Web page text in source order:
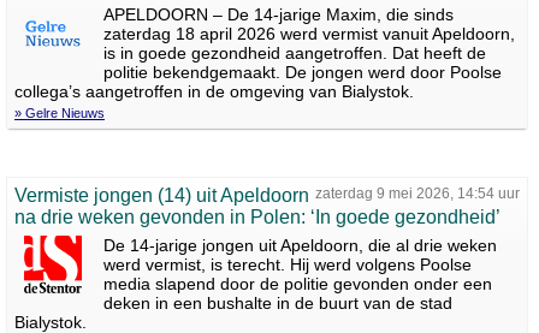
APELDOORN – De 14-jarige Maxim, die sinds
zaterdag 18 april 2026 werd vermist vanuit Apeldoorn,
is in goede gezondheid aangetroffen. Dat heeft de
politie bekendgemaakt. De jongen werd door Poolse
collega’s aangetroffen in de omgeving van Bialystok.
» Gelre Nieuws
zaterdag 9 mei 2026, 14:54 uur
Vermiste jongen (14) uit Apeldoorn
na drie weken gevonden in Polen: ‘In goede gezondheid’
De 14-jarige jongen uit Apeldoorn, die al drie weken
werd vermist, is terecht. Hij werd volgens Poolse
media slapend door de politie gevonden onder een
deken in een bushalte in de buurt van de stad
Bialystok.